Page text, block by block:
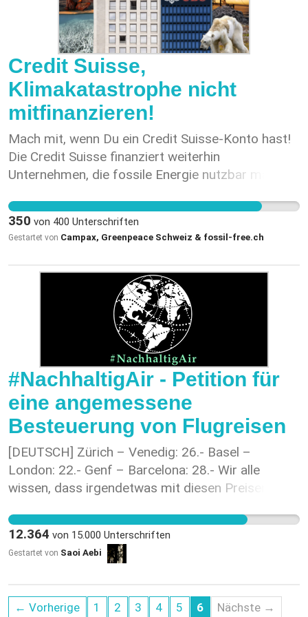
Credit Suisse,
Klimakatastrophe nicht
mitfinanzieren!
Mach mit, wenn Du ein Credit Suisse-Konto hast!
Die Credit Suisse finanziert weiterhin
Unternehmen, die fossile Energie nutzbar machen.
Emissionen von über 82 Millionen Tonnen CO2-
Äquivalenten – das sind fast doppelt so viele, wie
die Schweiz in einem Jahr verursacht!* *
350 von 400 Unterschriften
Gestartet von Campax, Greenpeace Schweiz & fossil-free.ch
#NachhaltigAir - Petition für
eine angemessene
Besteuerung von Flugreisen
[DEUTSCH] Zürich – Venedig: 26.- Basel –
London: 22.- Genf – Barcelona: 28.- Wir alle
wissen, dass irgendetwas mit diesen Preisen nicht
Flughafen; die aufwändigen
Sicherheitsvorkehrungen; die Produktion, der Kauf
und die Revision der Flugzeuge; der Bau der
Instandhaltung; Strom, Kerosin, Marketing etc. pp.
Rechnet man all diese Kosten zusammen, kommt
12.364 von 15.000 Unterschriften
Gestartet von Saoi Aebi
← Vorherige 1 2 3 4 5 6 Nächste →